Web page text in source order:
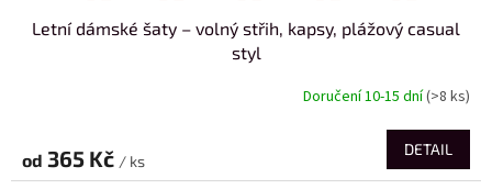
Letní dámské šaty – volný střih, kapsy, plážový casual
styl
Doručení 10-15 dní(>8 ks)
od 365 Kč / ks
DETAIL